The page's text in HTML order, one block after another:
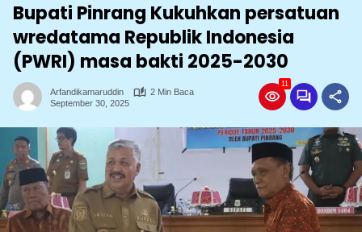
Bupati Pinrang Kukuhkan persatuan
wredatama Republik Indonesia
(PWRI) masa bakti 2025-2030
Arfandikamaruddin
2 Min Baca
September 30, 2025
11